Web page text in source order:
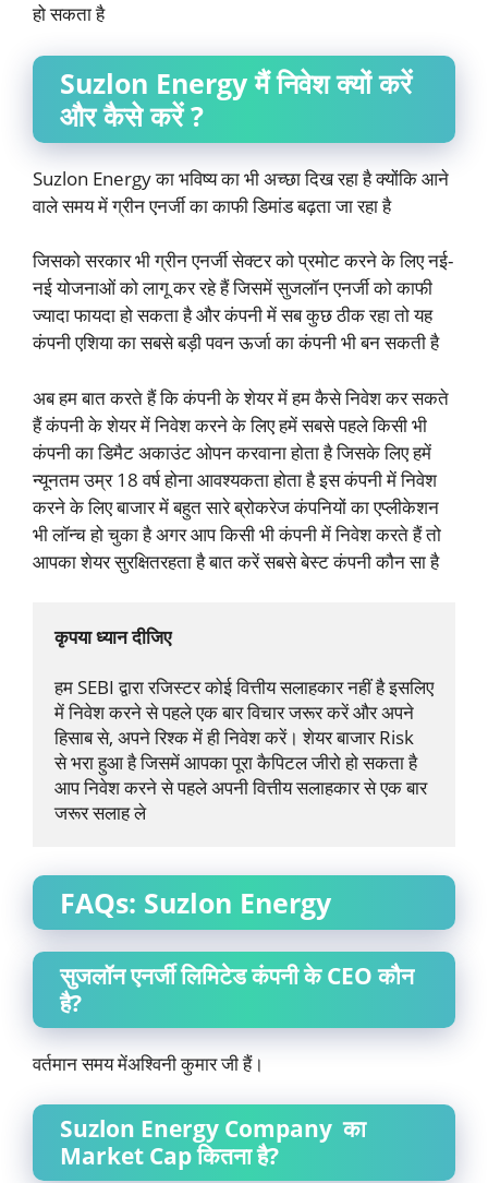
हो सकता है
Suzlon Energy मैं निवेश क्यों करें
और कैसे करें ?
Suzlon Energy का भविष्य का भी अच्छा दिख रहा है क्योंकि आने
वाले समय में ग्रीन एनर्जी का काफी डिमांड बढ़ता जा रहा है
जिसको सरकार भी ग्रीन एनर्जी सेक्टर को प्रमोट करने के लिए नई-
नई योजनाओं को लागू कर रहे हैं जिसमें सुजलॉन एनर्जी को काफी
ज्यादा फायदा हो सकता है और कंपनी में सब कुछ ठीक रहा तो यह
कंपनी एशिया का सबसे बड़ी पवन ऊर्जा का कंपनी भी बन सकती है
अब हम बात करते हैं कि कंपनी के शेयर में हम कैसे निवेश कर सकते
हैं कंपनी के शेयर में निवेश करने के लिए हमें सबसे पहले किसी भी
कंपनी का डिमैट अकाउंट ओपन करवाना होता है जिसके लिए हमें
न्यूनतम उम्र 18 वर्ष होना आवश्यकता होता है इस कंपनी में निवेश
करने के लिए बाजार में बहुत सारे ब्रोकरेज कंपनियों का एप्लीकेशन
भी लॉन्च हो चुका है अगर आप किसी भी कंपनी में निवेश करते हैं तो
आपका शेयर सुरक्षितरहता है बात करें सबसे बेस्ट कंपनी कौन सा है
कृपया ध्यान दीजिए
हम SEBI द्वारा रजिस्टर कोई वित्तीय सलाहकार नहीं है इसलिए
में निवेश करने से पहले एक बार विचार जरूर करें और अपने
हिसाब से, अपने रिश्क में ही निवेश करें। शेयर बाजार Risk
से भरा हुआ है जिसमें आपका पूरा कैपिटल जीरो हो सकता है
आप निवेश करने से पहले अपनी वित्तीय सलाहकार से एक बार
जरूर सलाह ले
FAQs: Suzlon Energy
सुजलॉन एनर्जी लिमिटेड कंपनी के CEO कौन
है?
वर्तमान समय मेंअश्विनी कुमार जी हैं।
Suzlon Energy Company का
Market Cap कितना है?